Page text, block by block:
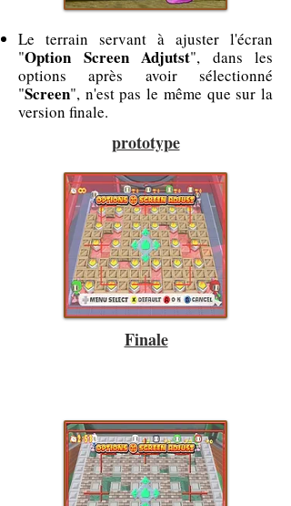
Le terrain servant à ajuster l'écran
"Option Screen Adjutst", dans les
options après avoir sélectionné
"Screen", n'est pas le même que sur la
version finale.
prototype
Finale